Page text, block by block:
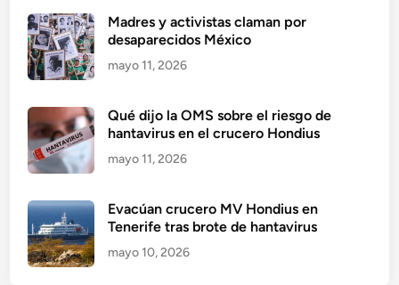
Madres y activistas claman por
desaparecidos México
mayo 11, 2026
Qué dijo la OMS sobre el riesgo de
hantavirus en el crucero Hondius
mayo 11, 2026
Evacúan crucero MV Hondius en
Tenerife tras brote de hantavirus
mayo 10, 2026